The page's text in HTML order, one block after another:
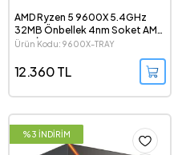
AMD Ryzen 5 9600X 5.4GHz
32MB Önbellek 4nm Soket AM5
Tray İşlemci
Ürün Kodu: 9600X-TRAY
12.360 TL
%3 İNDİRİM